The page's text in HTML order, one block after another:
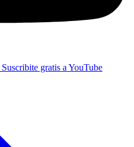
Suscribite gratis a YouTube